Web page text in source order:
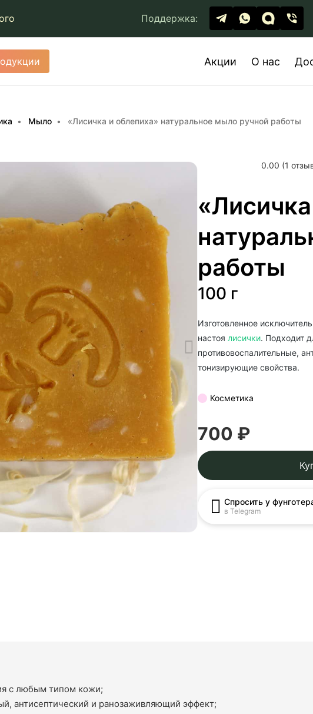
Поддержка:
Акции О нас
Мыло «Лисичка и облепиха» натуральное мыло ручной работы
0.00 (1
работы
100 г
Изготовленное
настоя лисички. Подходит
противовоспалительные,
тонизирующие свойства.
Косметика
700 ₽
Спросить у
в Telegram
с любым типом кожи;
антисептический и ранозаживляющий эффект;